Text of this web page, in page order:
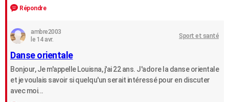
Répondre
ambre2003
le 14 avr.
Sport et santé
Danse orientale
Bonjour, Je m'appelle Louisna, j'ai 22 ans. J'adore la danse orientale
et je voulais savoir si quelqu'un serait intéressé pour en discuter
avec moi...